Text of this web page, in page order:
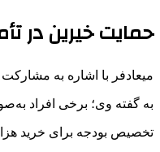
حمایت خیرین در
میعادفر با اشاره به
به گفته وی؛ برخی افراد
تخصیص بودجه برای خرید